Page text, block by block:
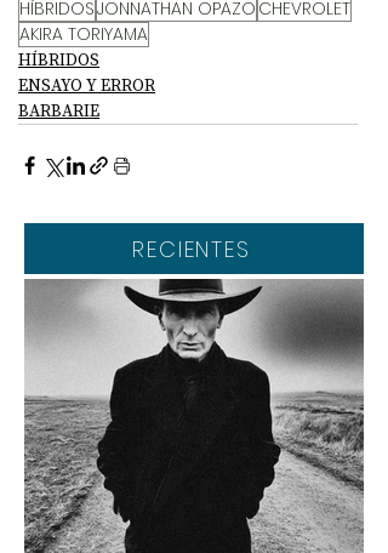
HÍBRIDOSJONNATHAN OPAZO CHEVROLET
AKIRA TORIYAMA
HÍBRIDOS
ENSAYO Y ERROR
BARBARIE
RECIENTES